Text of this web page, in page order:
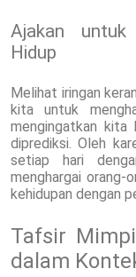
Ajakan
Hidup
Melihat iringan
kita untuk
mengingatkan
diprediksi. Oleh
setiap hari
menghargai orang-
kehidupan dengan
Tafsir
dalam